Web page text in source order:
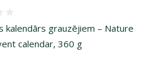
kalendārs grauzējiem – Nature
calendar, 360 g